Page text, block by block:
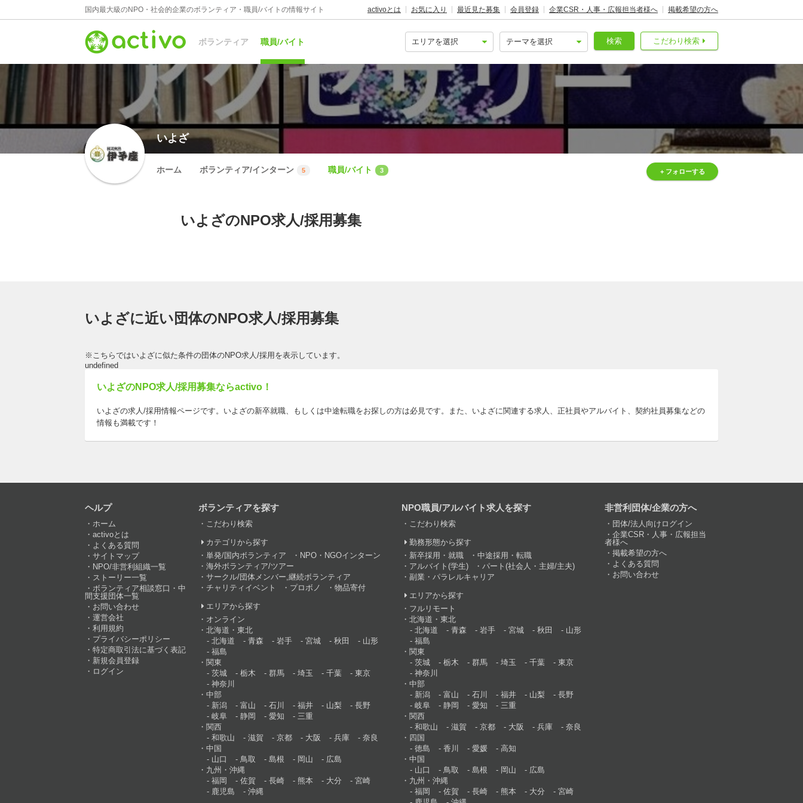
国内最大級のNPO・社会的企業のボランティア・職員/バイトの情報サイト activoとは お気に入り 最近見た募集 会員登録 企業CSR・人事・広報担当者様へ 掲載希望の方へ
ボランティア 職員/バイト こだわり検索
検索
いよざ
ホーム ボランティア/インターン 5 職員/バイト 3 + フォローする
いよざのNPO求人/採用募集
いよざに近い団体のNPO求人/採用募集
※こちらではいよざに似た条件の団体のNPO求人/採用を表示しています。
undefined
いよざのNPO求人/採用募集ならactivo！
いよざの求人/採用情報ページです。いよざの新卒就職、もしくは中途転職をお探しの方は必見です。また、いよざに関連する求人、正社員やアルバイト、契約社員募集などの
情報も満載です！
ヘルプ
ホーム
activoとは
よくある質問
サイトマップ
NPO/非営利組織一覧
ストーリー一覧
ボランティア相談窓口・中
間支援団体一覧
お問い合わせ
運営会社
利用規約
プライバシーポリシー
特定商取引法に基づく表記
新規会員登録
ログイン
ボランティアを探す
こだわり検索
カテゴリから探す
単発/国内ボランティア
NPO・NGOインターン
海外ボランティア/ツアー
サークル/団体メンバー,継続ボランティア
チャリティイベント
プロボノ 物品寄付
エリアから探す
オンライン
北海道・東北
北海道
青森 岩手 宮城 秋田
山形
福島
関東
茨城
栃木 群馬 埼玉 千葉
東京
神奈川
中部
新潟
富山 石川 福井 山梨
長野
岐阜
静岡 愛知
三重
関西
和歌山
滋賀 京都 大阪 兵庫
奈良
中国
山口
鳥取 島根 岡山
広島
九州・沖縄
福岡
佐賀 長崎 熊本 大分
宮崎
鹿児島
沖縄
NPO職員/アルバイト求人を探す
こだわり検索
勤務形態から探す
新卒採用・就職
中途採用・転職
アルバイト(学生)
パート(社会人・主婦/主夫)
副業・パラレルキャリア
エリアから探す
フルリモート
北海道・東北
北海道
青森 岩手 宮城 秋田
山形
福島
関東
茨城
栃木 群馬 埼玉 千葉
東京
神奈川
中部
新潟
富山 石川 福井 山梨
長野
岐阜
静岡 愛知
三重
関西
和歌山
滋賀 京都 大阪 兵庫
奈良
四国
徳島
香川 愛媛
高知
中国
山口
鳥取 島根 岡山
広島
九州・沖縄
福岡
佐賀 長崎 熊本 大分
宮崎
非営利団体/企業の方へ
団体/法人向けログイン
企業CSR・人事・広報担当
者様へ
掲載希望の方へ
よくある質問
お問い合わせ